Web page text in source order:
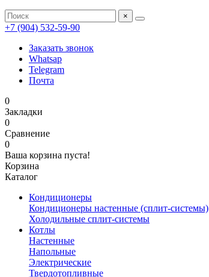
×
+7 (904) 532-59-90
Заказать звонок
Whatsap
Telegram
Почта
0
Закладки
0
Сравнение
0
Ваша корзина пуста!
Корзина
Каталог
Кондиционеры
Кондиционеры настенные (сплит-системы)
Холодильные сплит-системы
Котлы
Настенные
Напольные
Электрические
Твердотопливные